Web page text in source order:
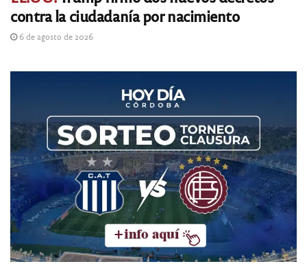
contra la ciudadanía por nacimiento
6 de agosto de 2026